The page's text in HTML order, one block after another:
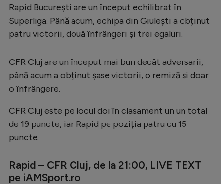
Rapid București are un început echilibrat în
Superliga. Până acum, echipa din Giulești a obținut
patru victorii, două înfrângeri și trei egaluri.
CFR Cluj are un început mai bun decât adversarii,
până acum a obținut șase victorii, o remiză și doar
o înfrângere.
CFR Cluj este pe locul doi în clasament un un total
de 19 puncte, iar Rapid pe poziția patru cu 15
puncte.
Rapid – CFR Cluj, de la 21:00, LIVE TEXT
pe iAMSport.ro